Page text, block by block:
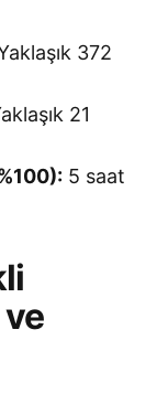
372
21
5 saat